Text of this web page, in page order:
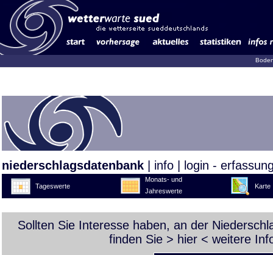
niederschlagsdatenbank info login -
Tageswerte
Monats- und
Jahreswerte
Karte
Sollten Sie Interesse haben, an der
finden Sie > hier < weitere